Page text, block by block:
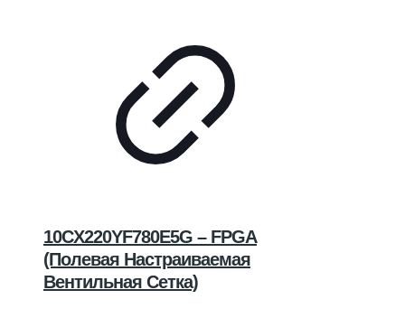
10CX220YF780E5G – FPGA
(Полевая Настраиваемая
Вентильная Сетка)